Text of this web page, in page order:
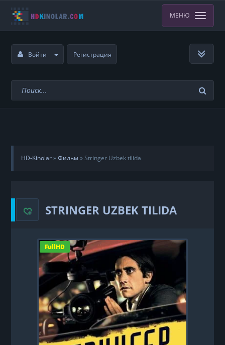
МЕНЮ
Войти Регистрация
HD-Kinolar»Фильм »Stringer Uzbek tilida
STRINGER UZBEK TILIDA
FullHD